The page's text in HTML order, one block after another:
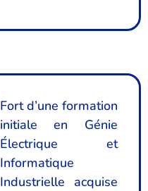
Fort d’une formation
initiale en Génie
Électrique et
Informatique
Industrielle acquise